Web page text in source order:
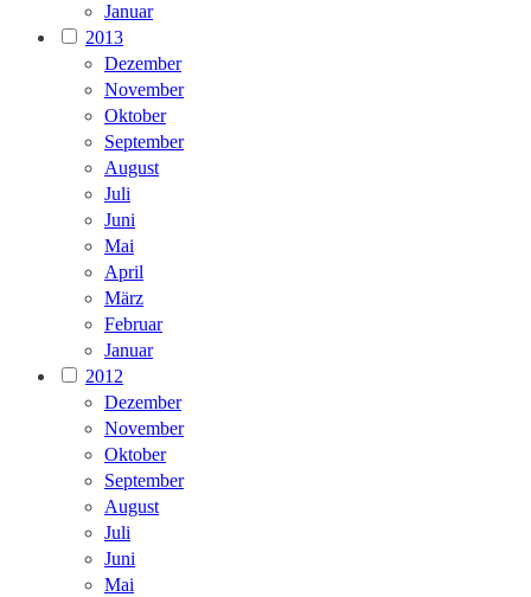
Januar
2013
Dezember
November
Oktober
September
August
Juli
Juni
Mai
April
März
Februar
Januar
2012
Dezember
November
Oktober
September
August
Juli
Juni
Mai